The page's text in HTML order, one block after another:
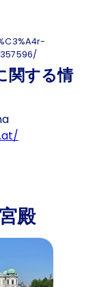
関する情
殿